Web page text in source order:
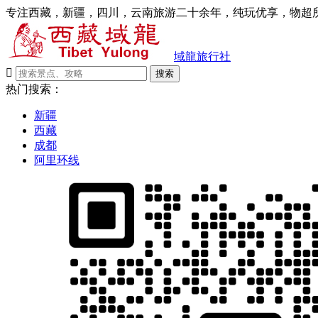
专注西藏，新疆，四川，云南旅游二十余年，纯玩优享，物超
域龍旅行社

搜索
热门搜索：
新疆
西藏
成都
阿里环线